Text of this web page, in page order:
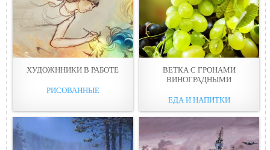
ХУДОЖННИКИ В РАБОТЕ
РИСОВАННЫЕ
ВЕТКА С ГРОНАМИ
ВИНOГРАДНЫМИ
ЕДА И НАПИТКИ